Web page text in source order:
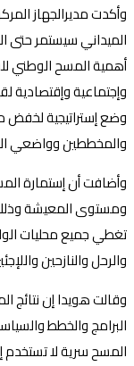
وأكدت مديرالجهاز
الميداني سيستمر حتى
أهمية المسح الوطني
وإجتماعية
وضع إستراتيجية لخفض
والمخططين وواضعي
وأضافت أن إستمارة
ومستوى المعيشة
تغطي جميع محليات
والرحل والنازحين
وقالت هويدا إن
البرامج والخطط
المسح سرية لا تستخدم